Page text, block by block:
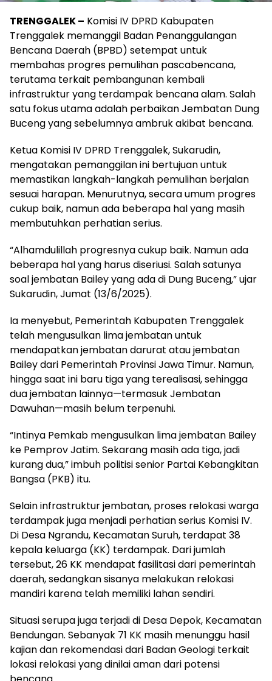
TRENGGALEK – Komisi IV DPRD Kabupaten
Trenggalek memanggil Badan Penanggulangan
Bencana Daerah (BPBD) setempat untuk
membahas progres pemulihan pascabencana,
terutama terkait pembangunan kembali
infrastruktur yang terdampak bencana alam. Salah
satu fokus utama adalah perbaikan Jembatan Dung
Buceng yang sebelumnya ambruk akibat bencana.
Ketua Komisi IV DPRD Trenggalek, Sukarudin,
mengatakan pemanggilan ini bertujuan untuk
memastikan langkah-langkah pemulihan berjalan
sesuai harapan. Menurutnya, secara umum progres
cukup baik, namun ada beberapa hal yang masih
membutuhkan perhatian serius.
“Alhamdulillah progresnya cukup baik. Namun ada
beberapa hal yang harus diseriusi. Salah satunya
soal jembatan Bailey yang ada di Dung Buceng,” ujar
Sukarudin, Jumat (13/6/2025).
Ia menyebut, Pemerintah Kabupaten Trenggalek
telah mengusulkan lima jembatan untuk
mendapatkan jembatan darurat atau jembatan
Bailey dari Pemerintah Provinsi Jawa Timur. Namun,
hingga saat ini baru tiga yang terealisasi, sehingga
dua jembatan lainnya—termasuk Jembatan
Dawuhan—masih belum terpenuhi.
“Intinya Pemkab mengusulkan lima jembatan Bailey
ke Pemprov Jatim. Sekarang masih ada tiga, jadi
kurang dua,” imbuh politisi senior Partai Kebangkitan
Bangsa (PKB) itu.
Selain infrastruktur jembatan, proses relokasi warga
terdampak juga menjadi perhatian serius Komisi IV.
Di Desa Ngrandu, Kecamatan Suruh, terdapat 38
kepala keluarga (KK) terdampak. Dari jumlah
tersebut, 26 KK mendapat fasilitasi dari pemerintah
daerah, sedangkan sisanya melakukan relokasi
mandiri karena telah memiliki lahan sendiri.
Situasi serupa juga terjadi di Desa Depok, Kecamatan
Bendungan. Sebanyak 71 KK masih menunggu hasil
kajian dan rekomendasi dari Badan Geologi terkait
lokasi relokasi yang dinilai aman dari potensi